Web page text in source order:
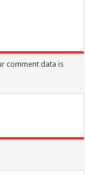
comment data is